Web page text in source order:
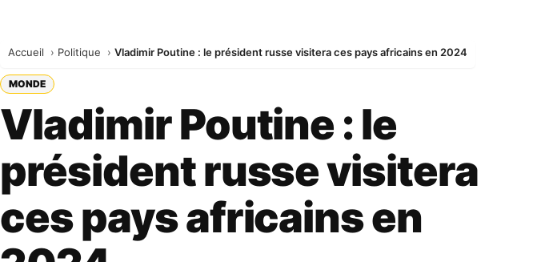
Accueil Politique Vladimir Poutine : le président russe visitera ces pays africains en 2024
MONDE
Vladimir Poutine : le
président russe visitera
ces pays africains en